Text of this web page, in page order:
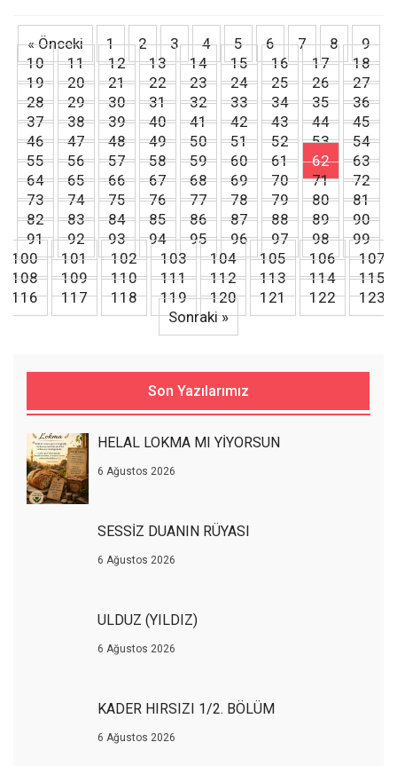
« Önceki 1 2 3 4 5 6 7 8
9
10
11 12 13 14 15 16 17
18
19
20 21 22 23 24 25 26
27
28
29 30 31 32 33 34 35
36
37
38 39 40 41 42 43 44
45
46
47 48 49 50 51 52 53
54
55
56 57 58 59 60 61 62
63
64
65 66 67 68 69 70 71
72
73
74 75 76 77 78 79 80
81
82
83 84 85 86 87 88 89
90
91
92 93 94 95 96 97 98
99
100
101 102 103 104 105 106
107
108
109 110 111 112 113 114
115
116
117 118 119 120 121 122
123
Sonraki »
Son Yazılarımız
HELAL LOKMA MI YİYORSUN
6 Ağustos 2026
SESSİZ DUANIN RÜYASI
6 Ağustos 2026
ULDUZ (YILDIZ)
6 Ağustos 2026
KADER HIRSIZI 1/2. BÖLÜM
6 Ağustos 2026